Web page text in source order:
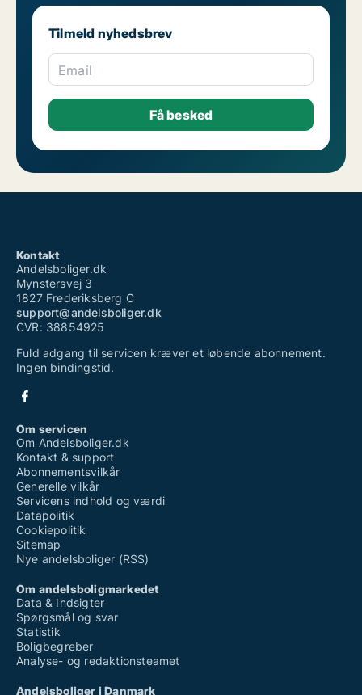
Tilmeld nyhedsbrev
Email
Kontakt
Andelsboliger.dk
Mynstersvej 3
1827 Frederiksberg C
support@andelsboliger.dk
CVR: 38854925
Fuld adgang til servicen kræver et løbende abonnement.
Ingen bindingstid.
Om servicen
Om Andelsboliger.dk
Kontakt & support
Abonnementsvilkår
Generelle vilkår
Servicens indhold og værdi
Datapolitik
Cookiepolitik
Sitemap
Nye andelsboliger (RSS)
Om andelsboligmarkedet
Data & Indsigter
Spørgsmål og svar
Statistik
Boligbegreber
Analyse- og redaktionsteamet
Andelsboliger i Danmark